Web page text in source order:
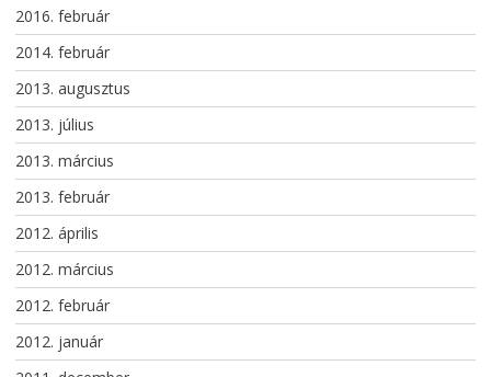
2016. február
2014. február
2013. augusztus
2013. július
2013. március
2013. február
2012. április
2012. március
2012. február
2012. január